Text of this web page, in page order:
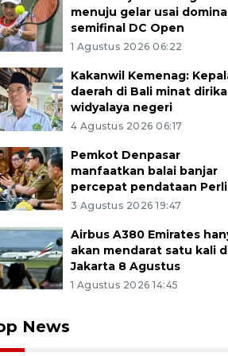
menuju gelar usai
semifinal DC Open
1 Agustus 2026 06:22
Kakanwil Kemenag:
daerah di Bali minat
widyalaya negeri
4 Agustus 2026 06:17
Pemkot Denpasar
manfaatkan balai banjar
percepat pendataan
3 Agustus 2026 19:47
Airbus A380 Emirates
akan mendarat satu kali
Jakarta 8 Agustus
1 Agustus 2026 14:45
News